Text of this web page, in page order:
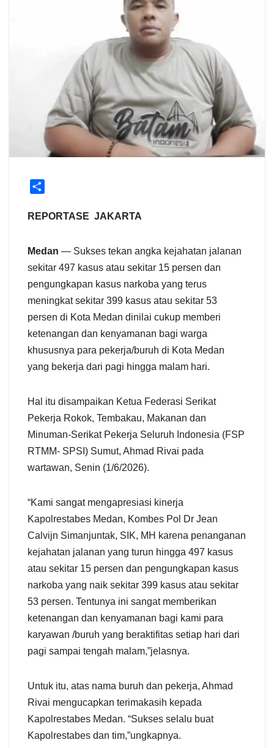
a
e
REPORTASE JAKARTA
Medan — Sukses tekan angka kejahatan jalanan
sekitar 497 kasus atau sekitar 15 persen dan
pengungkapan kasus narkoba yang terus
meningkat sekitar 399 kasus atau sekitar 53
persen di Kota Medan dinilai cukup memberi
ketenangan dan kenyamanan bagi warga
khususnya para pekerja/buruh di Kota Medan
yang bekerja dari pagi hingga malam hari.
Hal itu disampaikan Ketua Federasi Serikat
Pekerja Rokok, Tembakau, Makanan dan
Minuman-Serikat Pekerja Seluruh Indonesia (FSP
RTMM- SPSI) Sumut, Ahmad Rivai pada
wartawan, Senin (1/6/2026).
“Kami sangat mengapresiasi kinerja
Kapolrestabes Medan, Kombes Pol Dr Jean
Calvijn Simanjuntak, SIK, MH karena penanganan
kejahatan jalanan yang turun hingga 497 kasus
atau sekitar 15 persen dan pengungkapan kasus
narkoba yang naik sekitar 399 kasus atau sekitar
53 persen. Tentunya ini sangat memberikan
ketenangan dan kenyamanan bagi kami para
karyawan /buruh yang beraktifitas setiap hari dari
pagi sampai tengah malam,”jelasnya.
Untuk itu, atas nama buruh dan pekerja, Ahmad
Rivai mengucapkan terimakasih kepada
Kapolrestabes Medan. “Sukses selalu buat
Kapolrestabes dan tim,”ungkapnya.